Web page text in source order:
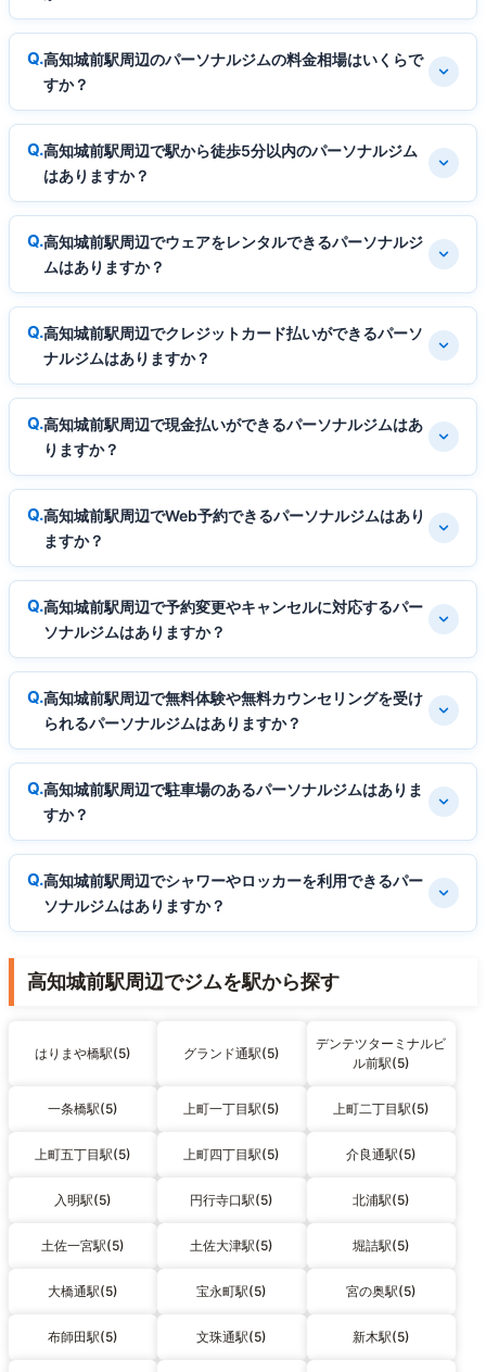
高知城前駅周辺のパーソナルジムの料金相場はいくらで
すか？
高知城前駅周辺で駅から徒歩5分以内のパーソナルジム
はありますか？
高知城前駅周辺でウェアをレンタルできるパーソナルジ
ムはありますか？
高知城前駅周辺でクレジットカード払いができるパーソ
ナルジムはありますか？
高知城前駅周辺で現金払いができるパーソナルジムはあ
りますか？
高知城前駅周辺でWeb予約できるパーソナルジムはあり
ますか？
高知城前駅周辺で予約変更やキャンセルに対応するパー
ソナルジムはありますか？
高知城前駅周辺で無料体験や無料カウンセリングを受け
られるパーソナルジムはありますか？
高知城前駅周辺で駐車場のあるパーソナルジムはありま
すか？
高知城前駅周辺でシャワーやロッカーを利用できるパー
ソナルジムはありますか？
高知城前駅周辺でジムを駅から探す
はりまや橋駅(5) グランド通駅(5)
デンテツターミナルビ
ル前駅(5)
一条橋駅(5) 上町一丁目駅(5) 上町二丁目駅(5)
上町五丁目駅(5) 上町四丁目駅(5) 介良通駅(5)
入明駅(5) 円行寺口駅(5) 北浦駅(5)
土佐一宮駅(5) 土佐大津駅(5) 堀詰駅(5)
大橋通駅(5) 宝永町駅(5) 宮の奥駅(5)
布師田駅(5) 文珠通駅(5) 新木駅(5)